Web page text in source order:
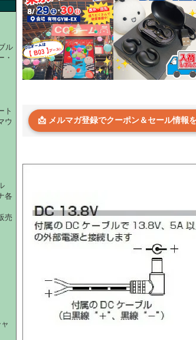
ル
・
ト
ウ
各
売
📩 メルマガ登録でクーポン＆セール情報